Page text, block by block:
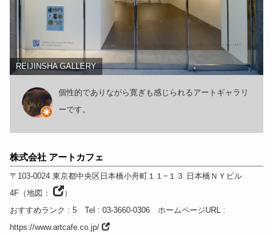
REIJINSHA GALLERY
個性的でありながら寛ぎも感じられるアートギャラリ
ーです。
株式会社 アートカフェ
〒103-0024 東京都中央区日本橋小舟町１１−１３ 日本橋ＮＹビル
4F（地図：
）
おすすめランク : 5 Tel : 03-3660-0306 ホームページURL
:
https://www.artcafe.co.jp/